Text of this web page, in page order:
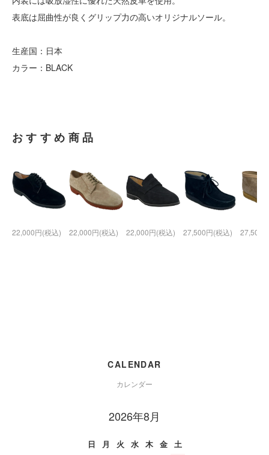
表底は屈曲性が良くグリップ力の高いオリジナルソール。
生産国：日本
カラー：BLACK
おすすめ商品
22,000円(税込) 22,000円(税込) 22,000円(税込) 27,500円(税込) 27,500
CALENDAR
カレンダー
2026年8月
日 月 火 水 木 金
土